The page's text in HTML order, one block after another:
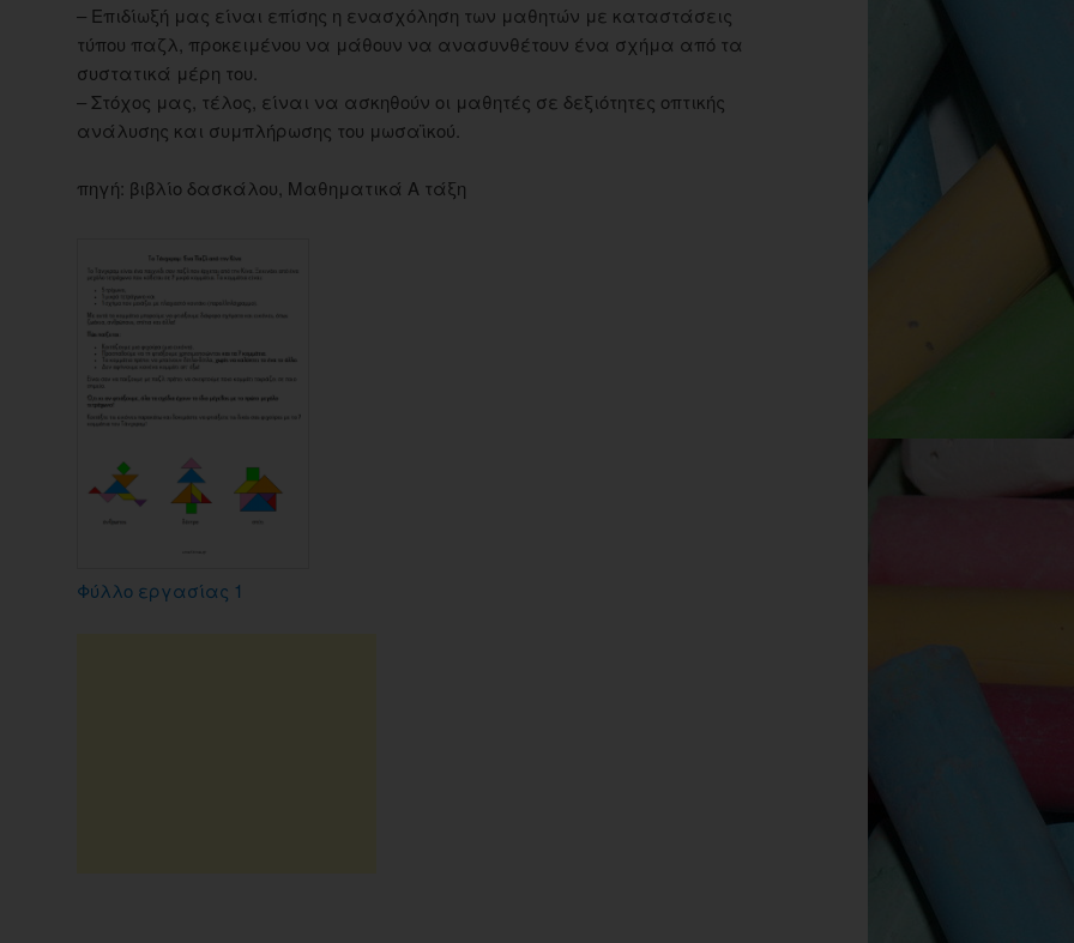
– Επιδίωξή μας είναι επίσης η ενασχόληση των μαθητών με καταστάσεις
τύπου παζλ, προκειμένου να μάθουν να ανασυνθέτουν ένα σχήμα από τα
συστατικά μέρη του.
– Στόχος μας, τέλος, είναι να ασκηθούν οι μαθητές σε δεξιότητες οπτικής
ανάλυσης και συμπλήρωσης του μωσαϊκού.
πηγή: βιβλίο δασκάλου, Μαθηματικά Α τάξη
Φύλλο εργασίας 1